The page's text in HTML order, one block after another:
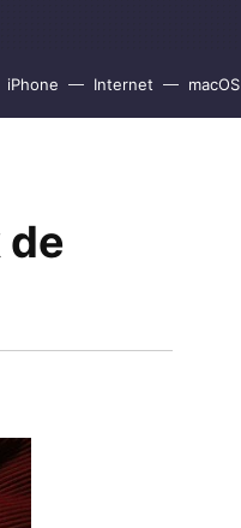
iPhone Internet macOS
de